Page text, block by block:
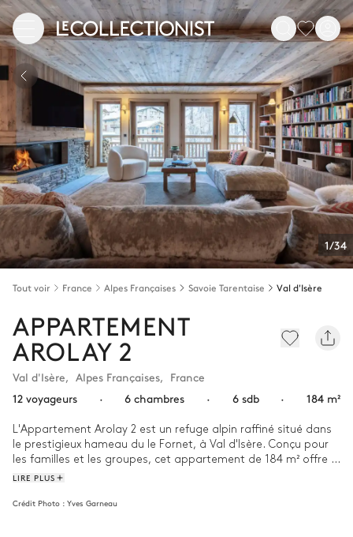
1/34
Tout voir France Alpes Françaises Savoie Tarentaise Val d'Isère
APPARTEMENT
AROLAY 2
Val d'Isère, Alpes Françaises, France
12 voyageurs
· 6 chambres · 6 sdb · 184 m²
L'Appartement Arolay 2 est un refuge alpin raffiné situé dans
le prestigieux hameau du le Fornet, à Val d'Isère. Conçu pour
les familles et les groupes, cet appartement de 184 m² offre
un mélange harmonieux d'élégance montagnarde et de
LIRE PLUS
Crédit Photo : Yves Garneau